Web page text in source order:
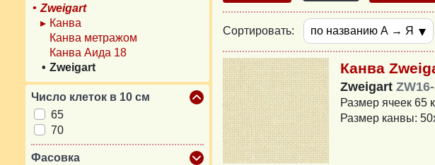
Сортировать:
Канва
Zweigart
Размер ячеек 65
Размер канвы:
Zweigart
Канва
Канва метражом
Канва Аида 18
Zweigart
Число клеток в 10 см
65
70
Фасовка